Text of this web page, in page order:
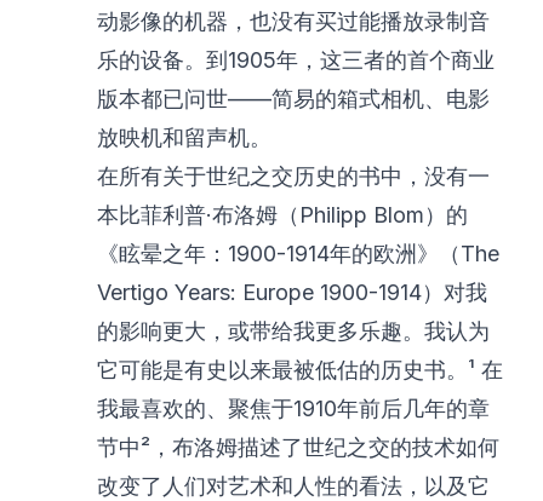
动影像的机器，也没有买过能播放录制音
乐的设备。到1905年，这三者的首个商业
版本都已问世——简易的箱式相机、电影
放映机和留声机。
在所有关于世纪之交历史的书中，没有一
本比菲利普·布洛姆（Philipp Blom）的
《眩晕之年：1900-1914年的欧洲》（The
Vertigo Years: Europe 1900-1914）对我
的影响更大，或带给我更多乐趣。我认为
它可能是有史以来最被低估的历史书。¹ 在
我最喜欢的、聚焦于1910年前后几年的章
节中²，布洛姆描述了世纪之交的技术如何
改变了人们对艺术和人性的看法，以及它